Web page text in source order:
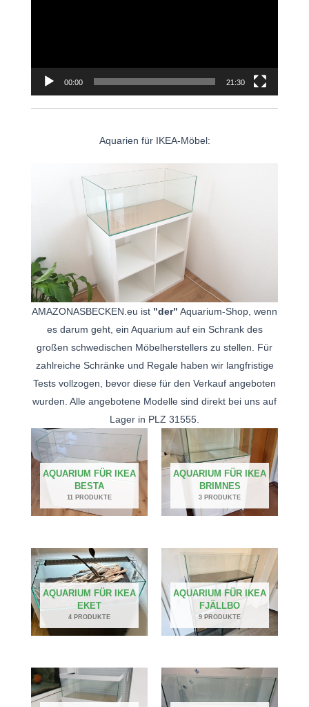
00:00 21:30
Aquarien für IKEA-Möbel:
AMAZONASBECKEN.eu ist "der" Aquarium-Shop, wenn
es darum geht, ein Aquarium auf ein Schrank des
großen schwedischen Möbelherstellers zu stellen. Für
zahlreiche Schränke und Regale haben wir langfristige
Tests vollzogen, bevor diese für den Verkauf angeboten
wurden. Alle angebotene Modelle sind direkt bei uns auf
Lager in PLZ 31555.
AQUARIUM FÜR IKEA
BESTA
11 PRODUKTE
AQUARIUM FÜR IKEA
BRIMNES
3 PRODUKTE
AQUARIUM FÜR IKEA
EKET
4 PRODUKTE
AQUARIUM FÜR IKEA
FJÄLLBO
9 PRODUKTE